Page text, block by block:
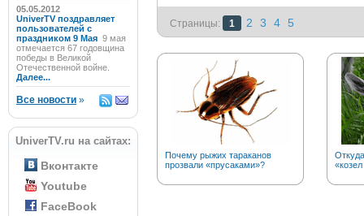
05.05.2012
UniverTV поздравляет
пользователей с
праздником 9 Мая 9 мая
отмечается 67 годовщина
победы в Великой
Отечественной войне.
Далее...
Все новости »
UniverTV.ru на сайтах:
Вконтакте
Youtube
FaceBook
Страницы: 1 2 3 4 5
Почему рыжих тараканов
прозвали «прусаками»?